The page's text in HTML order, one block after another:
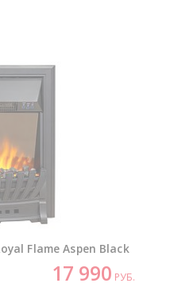
Flame Aspen Black
17 990 РУБ.